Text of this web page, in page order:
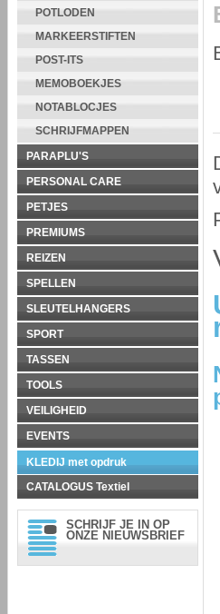
POTLODEN
MARKEERSTIFTEN
POST-ITS
MEMOBOEKJES
NOTABLOCJES
SCHRIJFMAPPEN
PARAPLU'S
PERSONAL CARE
PETJES
PREMIUMS
REIZEN
SPELLEN
SLEUTELHANGERS
SPORT
TASSEN
TOOLS
VEILIGHEID
EVENTS
KLEDIJ met opdruk
CATALOGUS Textiel
SCHRIJF JE IN OP
ONZE NIEUWSBRIEF